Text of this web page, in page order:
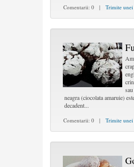
Comentarii: 0 | Trimite
neagra (ciocolata amaruie)
decadent...
Comentarii: 0 | Trimite